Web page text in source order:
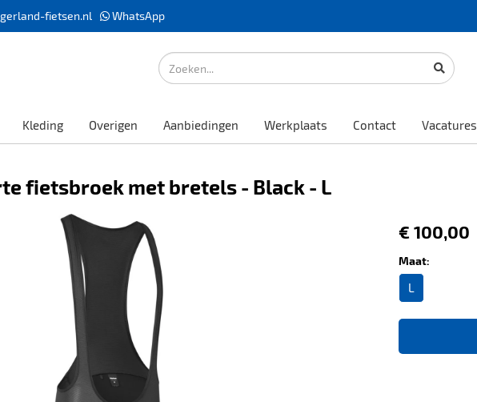
fietsen.nl WhatsApp
Kleding Overigen Aanbiedingen Werkplaats Contact Vacatures
fietsbroek met bretels - Black - L
€ 100,00
Maat:
L